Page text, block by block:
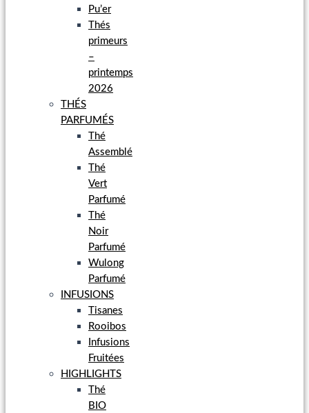
Pu’er
Thés
primeurs
–
printemps
2026
THÉS
PARFUMÉS
Thé
Assemblé
Thé
Vert
Parfumé
Thé
Noir
Parfumé
Wulong
Parfumé
INFUSIONS
Tisanes
Rooibos
Infusions
Fruitées
HIGHLIGHTS
Thé
BIO